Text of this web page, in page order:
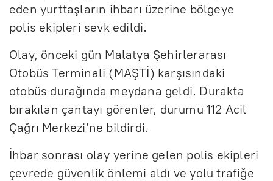
eden yurttaşların ihbarı üzerine bölgeye
polis ekipleri sevk edildi.
Olay, önceki gün Malatya Şehirlerarası
Otobüs Terminali (MAŞTİ) karşısındaki
otobüs durağında meydana geldi. Durakta
bırakılan çantayı görenler, durumu 112 Acil
Çağrı Merkezi’ne bildirdi.
İhbar sonrası olay yerine gelen polis ekipleri
çevrede güvenlik önlemi aldı ve yolu trafiğe